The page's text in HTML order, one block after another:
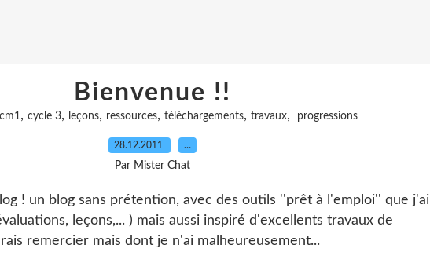
Bienvenue !!
cm1, cycle 3, leçons, ressources, téléchargements, travaux, progressions
28.12.2011 …
Par Mister Chat
! un blog sans prétention, avec des outils ''prêt à l'emploi'' que j'ai
leçons,... ) mais aussi inspiré d'excellents travaux de
remercier mais dont je n'ai malheureusement...